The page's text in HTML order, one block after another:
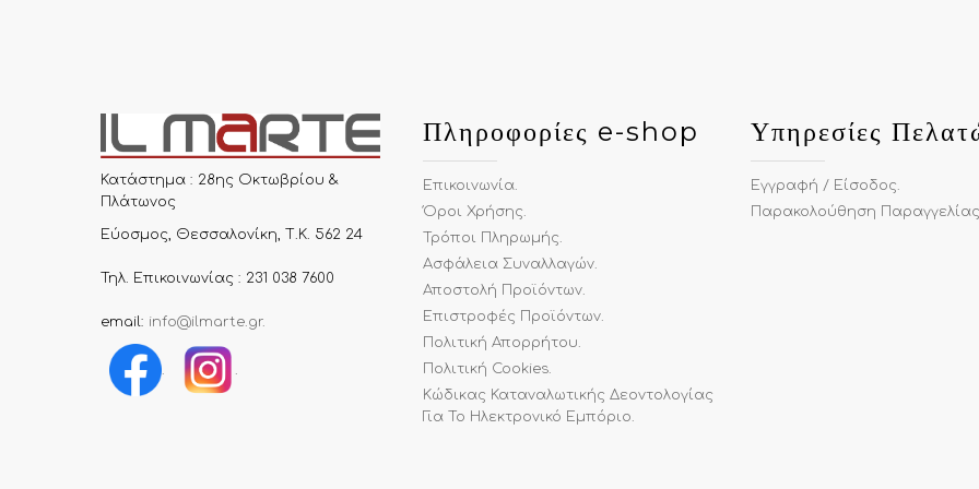
Κατάστημα : 28ης Οκτωβρίου &
Πλάτωνος
Εύοσμος, Θεσσαλονίκη, Τ.Κ. 562 24
Τηλ. Επικοινωνίας : 231 038 7600
email: info@ilmarte.gr.
. .
Πληροφορίες e-shop
Επικοινωνία.
Όροι Χρήσης.
Τρόποι Πληρωμής.
Ασφάλεια Συναλλαγών.
Αποστολή Προϊόντων.
Επιστροφές Προϊόντων.
Πολιτική Απορρήτου.
Πολιτική Cookies.
Κώδικας Καταναλωτικής Δεοντολογίας
Για Το Ηλεκτρονικό Εμπόριο.
Υπηρεσίες
Εγγραφή / Είσοδος.
Παρακολούθηση Παραγγελίας